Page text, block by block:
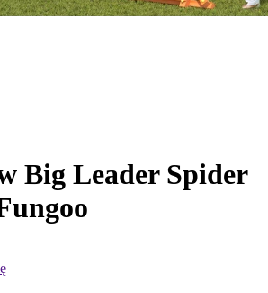
Big Leader Spider